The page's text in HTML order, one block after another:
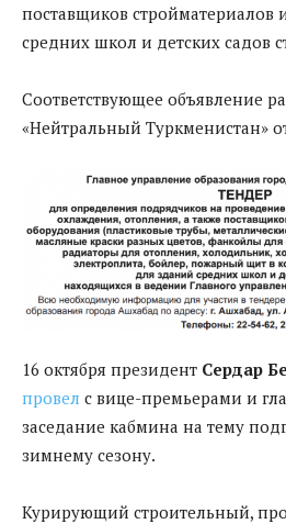
поставщиков стройматериалов
средних школ и детских садов
Соответствующее объявление
«Нейтральный Туркменистан»
16 октября президент Сердар
провел с вице-премьерами и
заседание кабмина на тему
зимнему сезону.
Курирующий строительный,